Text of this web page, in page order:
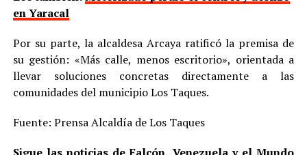
en Yaracal
Por su parte, la alcaldesa Arcaya ratificó la premisa de
su gestión: «Más calle, menos escritorio», orientada a
llevar soluciones concretas directamente a las
comunidades del municipio Los Taques.
Fuente: Prensa Alcaldía de Los Taques